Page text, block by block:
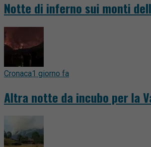
Notte di inferno sui monti
Cronaca1 giorno fa
Altra notte da incubo per la